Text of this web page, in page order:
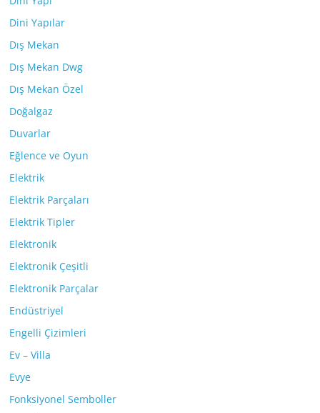
Dini Yapılar
Dış Mekan
Dış Mekan Dwg
Dış Mekan Özel
Doğalgaz
Duvarlar
Eğlence ve Oyun
Elektrik
Elektrik Parçaları
Elektrik Tipler
Elektronik
Elektronik Çeşitli
Elektronik Parçalar
Endüstriyel
Engelli Çizimleri
Ev – Villa
Evye
Fonksiyonel Semboller